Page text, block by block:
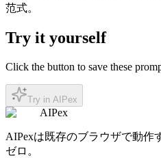
范式。
Try it yourself
Click the button to save these
Try in AIPex
AIPex
AIPexは既存のブラウザで動作
ゼロ。